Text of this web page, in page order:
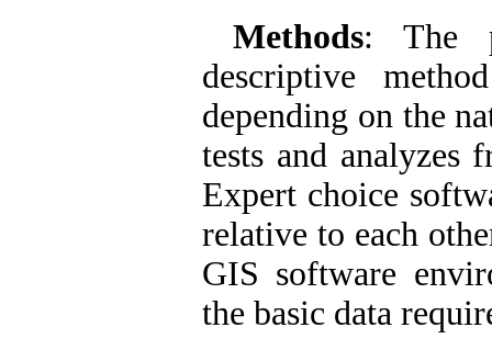
Methods: The
descriptive
depending on the
tests and analyzes
Expert choice
relative to each
GIS software
the basic data